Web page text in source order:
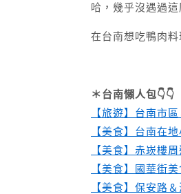
哈，幾乎沒遇過
在台南想吃鴨肉
＊台南懶人包👇👇
【旅遊】台南市
【美食】台南在
【美食】赤崁樓
【美食】國華街
【美食】保安路